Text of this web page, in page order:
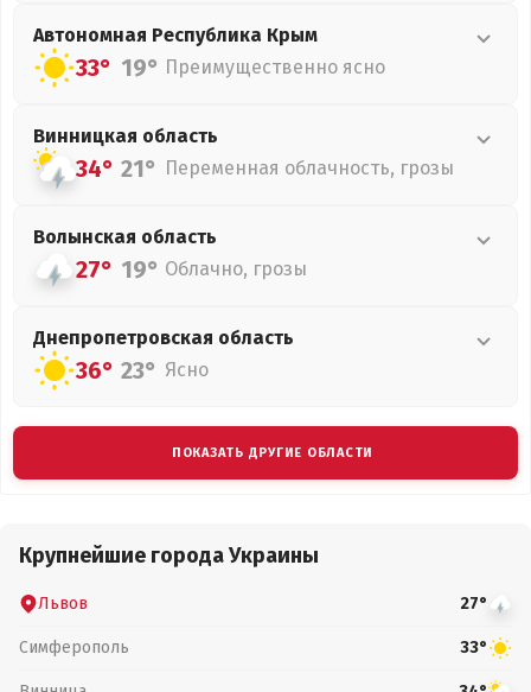
Автономная Республика Крым
33° 19° Преимущественно ясно
Винницкая область
34° 21° Переменная облачность, грозы
Волынская область
27° 19° Облачно, грозы
Днепропетровская область
36° 23° Ясно
ПОКАЗАТЬ ДРУГИЕ ОБЛАСТИ
Крупнейшие города Украины
Львов 27°
Симферополь 33°